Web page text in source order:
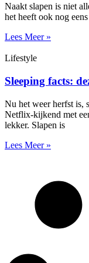
Naakt slapen is niet
het heeft ook nog
Lees Meer »
Lifestyle
Sleeping facts:
Nu het weer herfst is,
Netflix-kijkend met
lekker. Slapen is
Lees Meer »